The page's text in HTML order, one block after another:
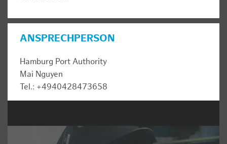
ANSPRECHPERSON
Hamburg Port Authority
Mai Nguyen
Tel.: +4940428473658